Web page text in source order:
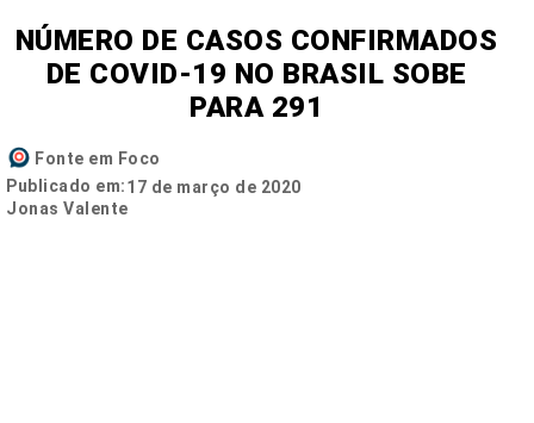
NÚMERO DE CASOS CONFIRMADOS
DE COVID-19 NO BRASIL SOBE
PARA 291
Fonte em Foco
Publicado em:17 de março de 2020
Jonas Valente